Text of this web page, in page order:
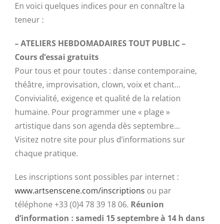
En voici quelques indices pour en connaître la
teneur :
– ATELIERS HEBDOMADAIRES TOUT PUBLIC –
Cours d’essai gratuits
Pour tous et pour toutes : danse contemporaine,
théâtre, improvisation, clown, voix et chant…
Convivialité, exigence et qualité de la relation
humaine. Pour programmer une « plage »
artistique dans son agenda dès septembre…
Visitez notre site pour plus d’informations sur
chaque pratique.
Les inscriptions sont possibles par internet :
www.artsenscene.com/inscriptions ou par
téléphone +33 (0)4 78 39 18 06. Réunion
d’information : samedi 15 septembre à 14 h dans